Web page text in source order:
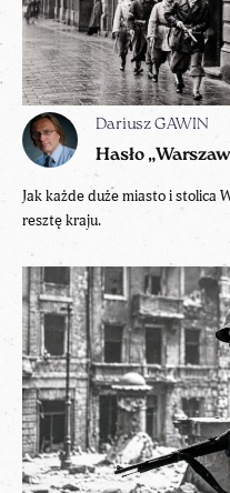
Dariusz GAWIN
Hasło
Jak każde duże miasto i stolica
resztę kraju.